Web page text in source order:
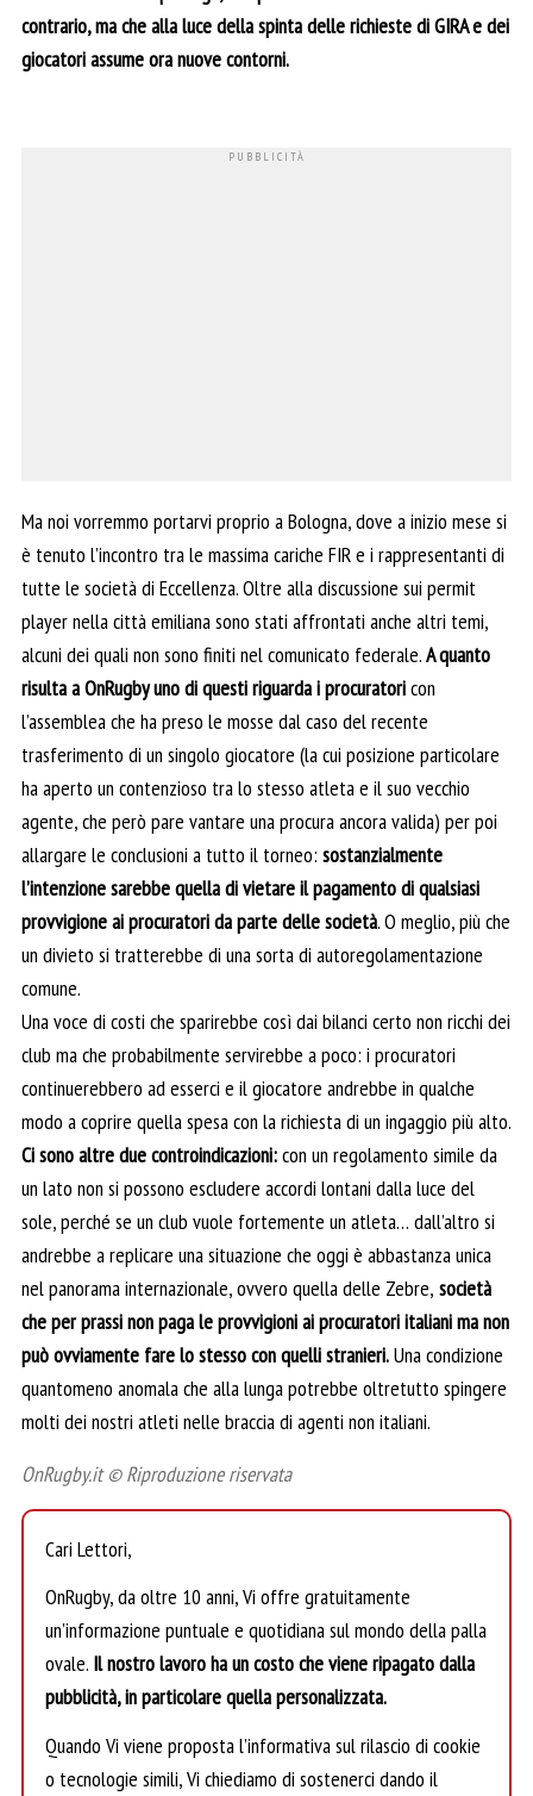
contrario, ma che alla luce della spinta delle richieste di GIRA e dei
giocatori assume ora nuove contorni.
Ma noi vorremmo portarvi proprio a Bologna, dove a inizio mese si
è tenuto l’incontro tra le massima cariche FIR e i rappresentanti di
tutte le società di Eccellenza. Oltre alla discussione sui permit
player nella città emiliana sono stati affrontati anche altri temi,
alcuni dei quali non sono finiti nel comunicato federale.A quanto
risulta a OnRugby uno di questi riguarda i procuratoricon
l’assemblea che ha preso le mosse dal caso del recente
trasferimento di un singolo giocatore (la cui posizione particolare
ha aperto un contenzioso tra lo stesso atleta e il suo vecchio
agente, che però pare vantare una procura ancora valida) per poi
allargare le conclusioni a tutto il torneo: sostanzialmente
l’intenzione sarebbe quella di vietare il pagamento di qualsiasi
provvigione ai procuratori da parte delle società. O meglio, più che
un divieto si tratterebbe di una sorta di autoregolamentazione
comune.
Una voce di costi che sparirebbe così dai bilanci certo non ricchi dei
club ma che probabilmente servirebbe a poco: i procuratori
continuerebbero ad esserci e il giocatore andrebbe in qualche
modo a coprire quella spesa con la richiesta di un ingaggio più alto.
Ci sono altre due controindicazioni:con un regolamento simile da
un lato non si possono escludere accordi lontani dalla luce del
sole, perché se un club vuole fortemente un atleta… dall’altro si
andrebbe a replicare una situazione che oggi è abbastanza unica
nel panorama internazionale, ovvero quella delle Zebre, società
che per prassi non paga le provvigioni ai procuratori italiani ma non
può ovviamente fare lo stesso con quelli stranieri.Una condizione
quantomeno anomala che alla lunga potrebbe oltretutto spingere
molti dei nostri atleti nelle braccia di agenti non italiani.
OnRugby.it © Riproduzione riservata
Cari Lettori,
OnRugby, da oltre 10 anni, Vi offre gratuitamente
un’informazione puntuale e quotidiana sul mondo della palla
ovale. Il nostro lavoro ha un costo che viene ripagato dalla
pubblicità, in particolare quella personalizzata.
Quando Vi viene proposta l’informativa sul rilascio di cookie
o tecnologie simili, Vi chiediamo di sostenerci dando il